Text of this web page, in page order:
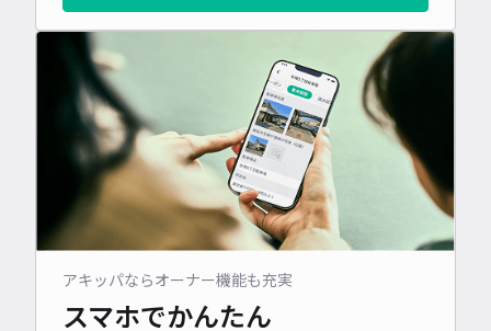
アキッパならオーナー機能も充実
スマホでかんたん